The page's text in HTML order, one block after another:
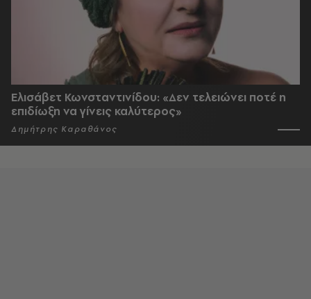
Ελισάβετ Κωνσταντινίδου: «Δεν τελειώνει ποτέ η
επιδίωξη να γίνεις καλύτερος»
Δημήτρης Καραθάνος